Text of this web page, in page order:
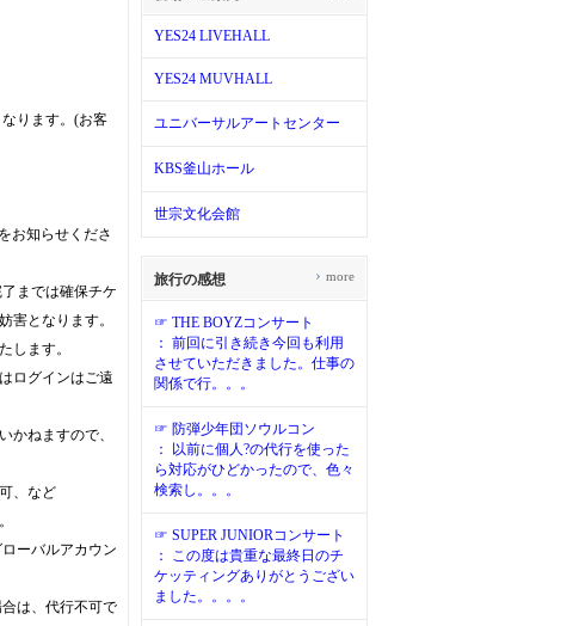
ります。(お客
お知らせくださ
までは確保チケ
害となります。
します。
ログインはご遠
かねますので、
、など
ーバルアカウン
は、代行不可で
YES24 LIVEHALL
YES24 MUVHALL
ユニバーサルアートセンター
KBS釜山ホール
世宗文化会館
旅行の感想
☞ THE BOYZコンサート
： 前回に引き続き今回も利用
させていただきました。仕事の
関係で行。。。
☞ 防弾少年団ソウルコン
： 以前に個人?の代行を使った
ら対応がひどかったので、色々
検索し。。。
☞ SUPER JUNIORコンサート
： この度は貴重な最終日のチ
ケッティングありがとうござい
ました。。。。
› more